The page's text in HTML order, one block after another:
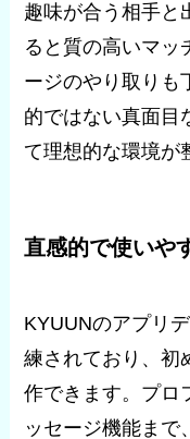
趣味が合う相手と
ると質の高いマッ
ージのやり取りも
的ではない真面目
て理想的な環境が
直感的で使いや
KYUUNのアプリ
練されており、初
作できます。プロ
ッセージ機能まで